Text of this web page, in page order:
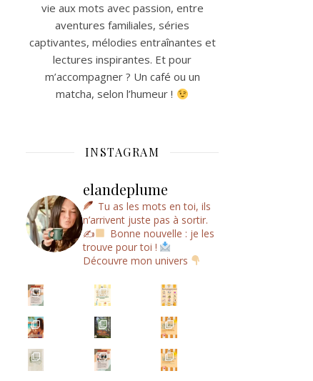
vie aux mots avec passion, entre
aventures familiales, séries
captivantes, mélodies entraînantes et
lectures inspirantes. Et pour
m’accompagner ? Un café ou un
matcha, selon l’humeur !
INSTAGRAM
elandeplume
Tu as les mots en toi, ils
n’arrivent juste pas à sortir.
✍
Bonne nouvelle : je les
trouve pour toi !
Découvre mon univers
Un a
Un ar